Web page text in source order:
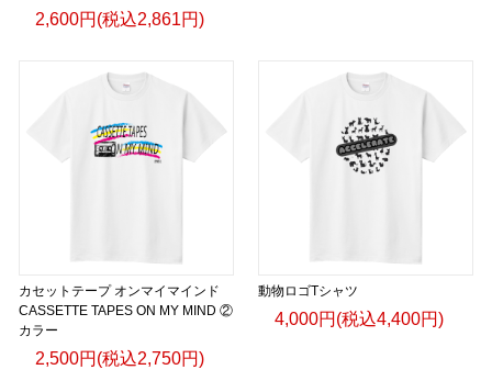
2,600円(税込2,861円)
カセットテープ オンマイマインド
CASSETTE TAPES ON MY MIND ②
カラー
2,500円(税込2,750円)
動物ロゴTシャツ
4,000円(税込4,400円)